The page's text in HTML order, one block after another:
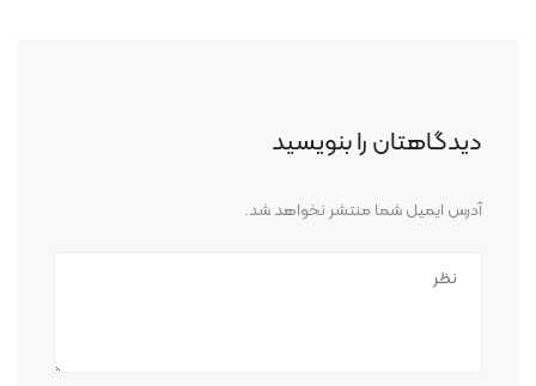
دیدگاهتان را بنویسید
آدرس ایمیل شما منتشر نخواهد شد.